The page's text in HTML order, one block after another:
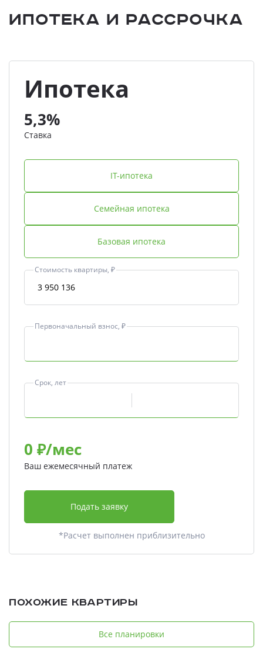
Ипотека и Рассрочка
Ипотека
5,3%
Ставка
IT-ипотека
Семейная ипотека
Базовая ипотека
Стоимость квартиры, ₽
Первоначальный взнос, ₽
Срок, лет
0 ₽/мес
Ваш ежемесячный платеж
Подать заявку
*Расчет выполнен приблизительно
Похожие квартиры
Все планировки